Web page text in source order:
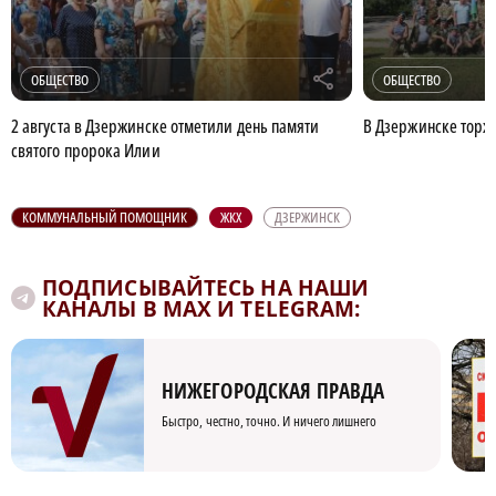
ОБЩЕСТВО r
2 августа в Дзержинске отметили день памяти
святого пророка Илии
ОБЩЕСТВО
В Дзержинске
КОММУНАЛЬНЫЙ ПОМОЩНИК ЖКХ ДЗЕРЖИНСК
ПОДПИСЫВАЙТЕСЬ НА НАШИ
КАНАЛЫ В MAX И TELEGRAM:
НИЖЕГОРОДСКАЯ ПРАВДА
Быстро, честно, точно. И ничего лишнего